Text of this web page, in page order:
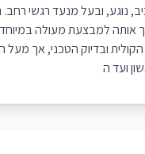
נוגע, ובעל מנעד רגשי
למבצעת מעולה במיוחד
ובדיוק הטכני, אך
ועד ה